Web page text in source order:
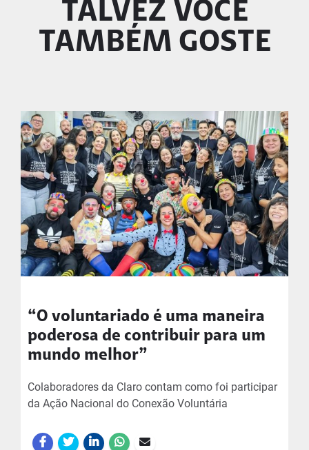
TALVEZ VOCÊ
TAMBÉM GOSTE
“O voluntariado é uma maneira
poderosa de contribuir para um
mundo melhor”
Colaboradores da Claro contam como foi participar
da Ação Nacional do Conexão Voluntária